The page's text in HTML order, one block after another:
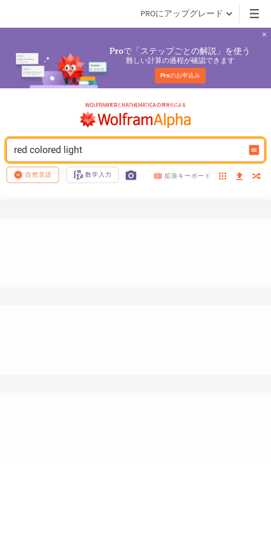
PROにアップグレード
Proで「ステップごとの解説」を使う
難しい計算の過程が確認できます
Proのお申込み
red colored light
自然言語 数学入力 拡張キーボード